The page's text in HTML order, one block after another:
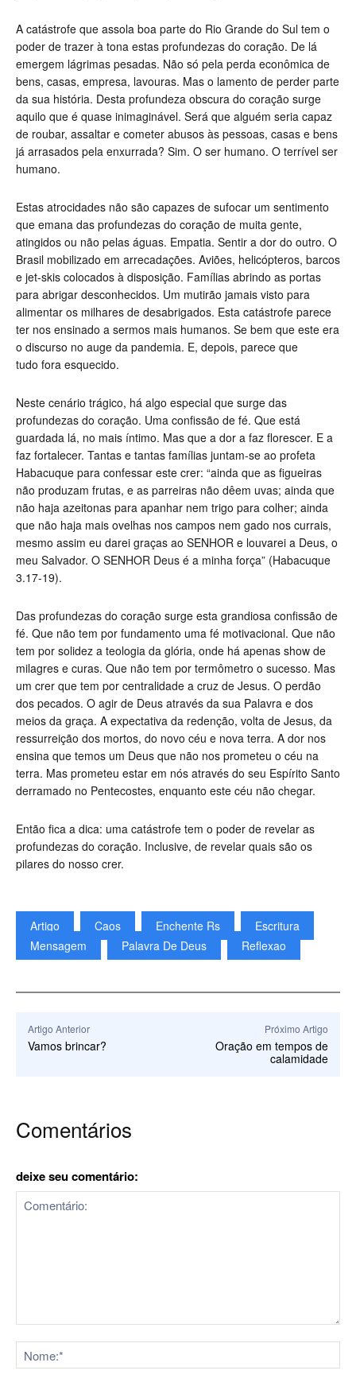
A catástrofe que assola boa parte do Rio Grande do Sul tem o
poder de trazer à tona estas profundezas do coração. De lá
emergem lágrimas pesadas. Não só pela perda econômica de
bens, casas, empresa, lavouras. Mas o lamento de perder parte
da sua história. Desta profundeza obscura do coração surge
aquilo que é quase inimaginável. Será que alguém seria capaz
de roubar, assaltar e cometer abusos às pessoas, casas e bens
já arrasados pela enxurrada? Sim. O ser humano. O terrível ser
humano.
Estas atrocidades não são capazes de sufocar um sentimento
que emana das profundezas do coração de muita gente,
atingidos ou não pelas águas. Empatia. Sentir a dor do outro. O
Brasil mobilizado em arrecadações. Aviões, helicópteros, barcos
e jet-skis colocados à disposição. Famílias abrindo as portas
para abrigar desconhecidos. Um mutirão jamais visto para
alimentar os milhares de desabrigados. Esta catástrofe parece
ter nos ensinado a sermos mais humanos. Se bem que este era
o discurso no auge da pandemia. E, depois, parece que
tudo fora esquecido.
Neste cenário trágico, há algo especial que surge das
profundezas do coração. Uma confissão de fé. Que está
guardada lá, no mais íntimo. Mas que a dor a faz florescer. E a
faz fortalecer. Tantas e tantas famílias juntam-se ao profeta
Habacuque para confessar este crer: “ainda que as figueiras
não produzam frutas, e as parreiras não dêem uvas; ainda que
não haja azeitonas para apanhar nem trigo para colher; ainda
que não haja mais ovelhas nos campos nem gado nos currais,
mesmo assim eu darei graças ao SENHOR e louvarei a Deus, o
meu Salvador. O SENHOR Deus é a minha força” (Habacuque
3.17-19).
Das profundezas do coração surge esta grandiosa confissão de
fé. Que não tem por fundamento uma fé motivacional. Que não
tem por solidez a teologia da glória, onde há apenas show de
milagres e curas. Que não tem por termômetro o sucesso. Mas
um crer que tem por centralidade a cruz de Jesus. O perdão
dos pecados. O agir de Deus através da sua Palavra e dos
meios da graça. A expectativa da redenção, volta de Jesus, da
ressurreição dos mortos, do novo céu e nova terra. A dor nos
ensina que temos um Deus que não nos prometeu o céu na
terra. Mas prometeu estar em nós através do seu Espírito Santo
derramado no Pentecostes, enquanto este céu não chegar.
Então fica a dica: uma catástrofe tem o poder de revelar as
profundezas do coração. Inclusive, de revelar quais são os
pilares do nosso crer.
Artigo Caos Enchente Rs
Escritura
Mensagem
Palavra De Deus Reflexao
Artigo Anterior
Vamos brincar?
Próximo Artigo
Oração em tempos de
calamidade
Comentários
deixe seu comentário: